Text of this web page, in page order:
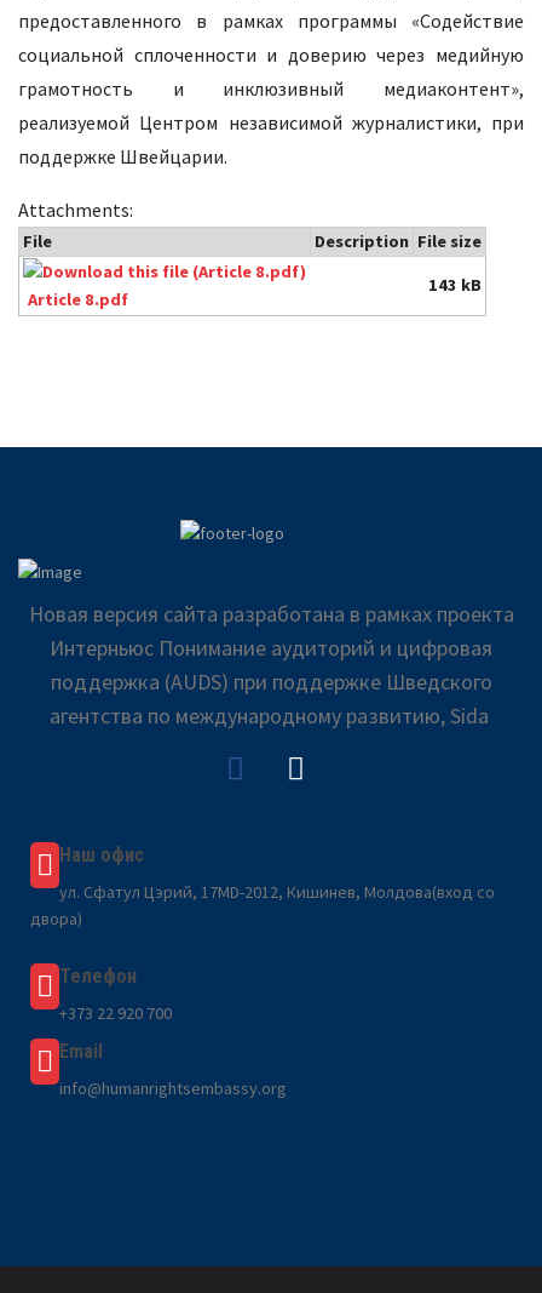
предоставленного в рамках программы «Содействие
социальной сплоченности и доверию через медийную
грамотность и инклюзивный медиаконтент»,
реализуемой Центром независимой журналистики, при
поддержке Швейцарии.
Attachments:
File Description File size
Article 8.pdf
143 kB
Новая версия сайта разработана в рамках проекта
Интерньюс Понимание аудиторий и цифровая
поддержка (AUDS) при поддержке Шведского
агентства по международному развитию, Sida
Наш офис
ул. Сфатул Цэрий, 17MD-2012, Кишинев, Молдова(вход со
двора)
Телефон
+373 22 920 700
Email
info@humanrightsembassy.org